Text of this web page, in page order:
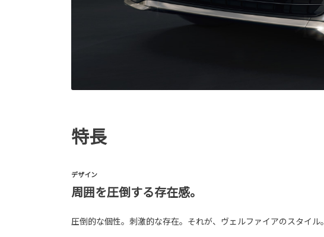
特長
デザイン
周囲を圧倒する存在感。
圧倒的な個性。刺激的な存在。それが、ヴェルファイアのスタイル。